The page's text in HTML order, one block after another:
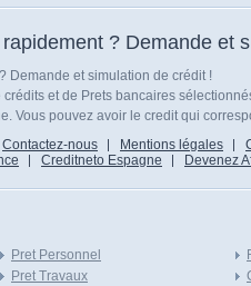
? Demande et
Demande et simulation de crédit !
et de Prets bancaires
Vous pouvez avoir le credit qui
Contactez-nous Mentions légales
Creditneto Espagne Devenez
Pret Personnel
Pret Travaux